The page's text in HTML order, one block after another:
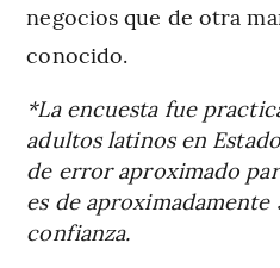
negocios que de otra
conocido.
*La encuesta fue
adultos latinos en
de error aproximado
es de aproximadamente
confianza.